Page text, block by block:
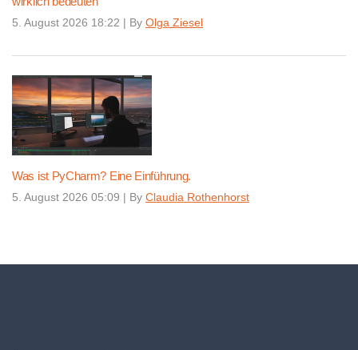
5. August 2026 18:22 | By Olga Ziesel
Was ist PyCharm? Eine Einführung.
5. August 2026 05:09 | By Claudia Rothenhorst